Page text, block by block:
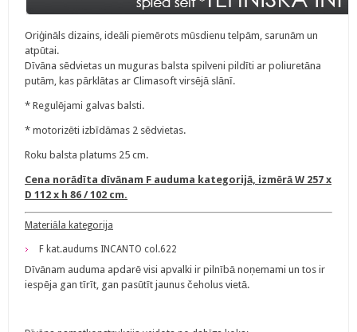
Oriģināls dizains, ideāli piemērots mūsdienu telpām, sarunām un
atpūtai.
Dīvāna sēdvietas un muguras balsta spilveni pildīti ar poliuretāna
putām, kas pārklātas ar Climasoft virsējā slānī.
* Regulējami galvas balsti.
* motorizēti izbīdāmas 2 sēdvietas.
Roku balsta platums 25 cm.
Cena norādīta dīvānam F auduma kategorijā, izmērā W 257 x
D 112 x h 86 / 102 cm.
Materiāla kategorija
F kat.audums INCANTO col.622
Dīvānam auduma apdarē visi apvalki ir pilnībā noņemami un tos ir
iespēja gan tīrīt, gan pasūtīt jaunus čeholus vietā.